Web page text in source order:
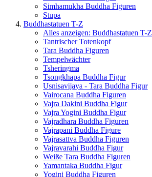
Simhamukha Buddha Figuren
Stupa
Buddhastatuen T-Z
Alles anzeigen: Buddhastatuen T-Z
Tantrischer Totenkopf
Tara Buddha Figuren
Tempelwächter
Tsheringma
Tsongkhapa Buddha Figur
Usnisavijaya - Tara Buddha Figur
Vairocana Buddha Figuren
Vajra Dakini Buddha Figur
Vajra Yogini Buddha Figur
Vajradhara Buddha Figuren
Vajrapani Buddha Figure
Vajrasattva Buddha Figuren
Vajravarahi Buddha Figur
Weiße Tara Buddha Figuren
Yamantaka Buddha Figur
Yogini Buddha Figuren